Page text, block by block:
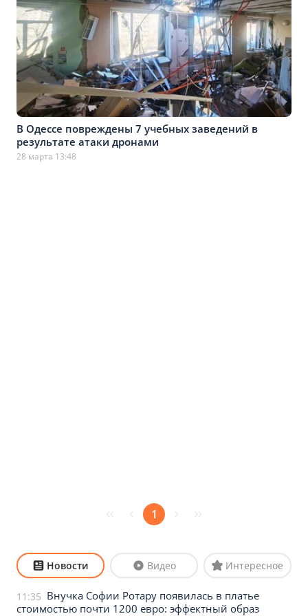
В Одессе повреждены 7 учебных заведений в
результате атаки дронами
28 марта 13:48
1
Новости Видео Интересное
11:35 Внучка Софии Ротару появилась в платье
стоимостью почти 1200 евро: эффектный образ